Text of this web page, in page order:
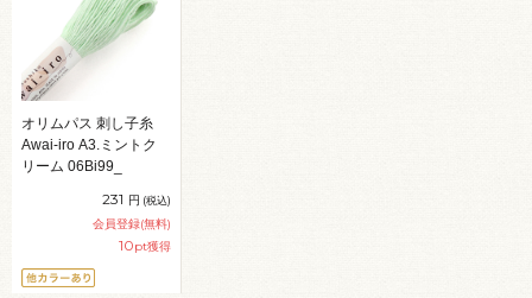
オリムパス 刺し子糸
Awai-iro A3.ミントク
リーム 06Bi99_
231 円 (税込)
会員登録(無料)
10pt獲得